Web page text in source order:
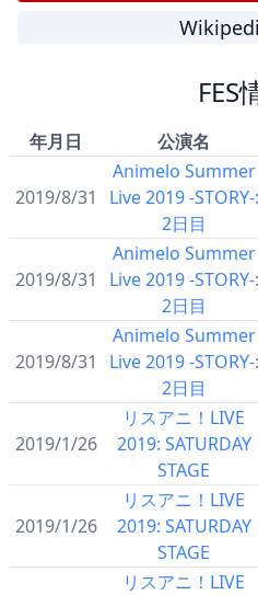
FES
年月日 公演名
2019/8/31
Animelo Summer
Live 2019 -STORY-:
2日目
2019/8/31
Animelo Summer
Live 2019 -STORY-:
2日目
2019/8/31
Animelo Summer
Live 2019 -STORY-:
2日目
2019/1/26
リスアニ！LIVE
2019: SATURDAY
STAGE
2019/1/26
リスアニ！LIVE
2019: SATURDAY
STAGE
リスアニ！LIVE